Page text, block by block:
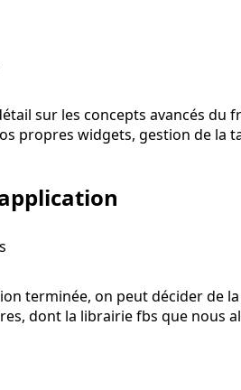
sur les concepts avancés
propres widgets, gestion de la
terminée, on peut décider de
dont la librairie fbs que nous